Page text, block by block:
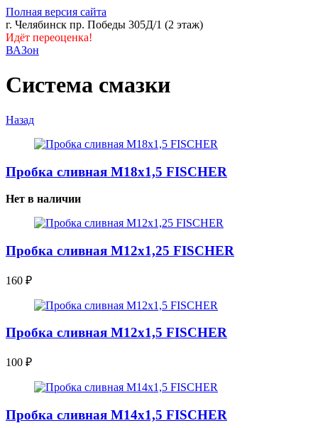
Полная версия сайта
г. Челябинск пр. Победы 305Д/1 (2 этаж)
Идёт переоценка!
ВАЗон
Система смазки
Назад
Пробка сливная М18х1,5 FISCHER
Нет в наличии
Пробка сливная М12х1,25 FISCHER
160 ₽
Пробка сливная М12х1,5 FISCHER
100 ₽
Пробка сливная М14х1,5 FISCHER